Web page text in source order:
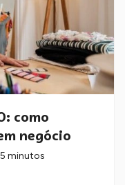
como
negócio
minutos